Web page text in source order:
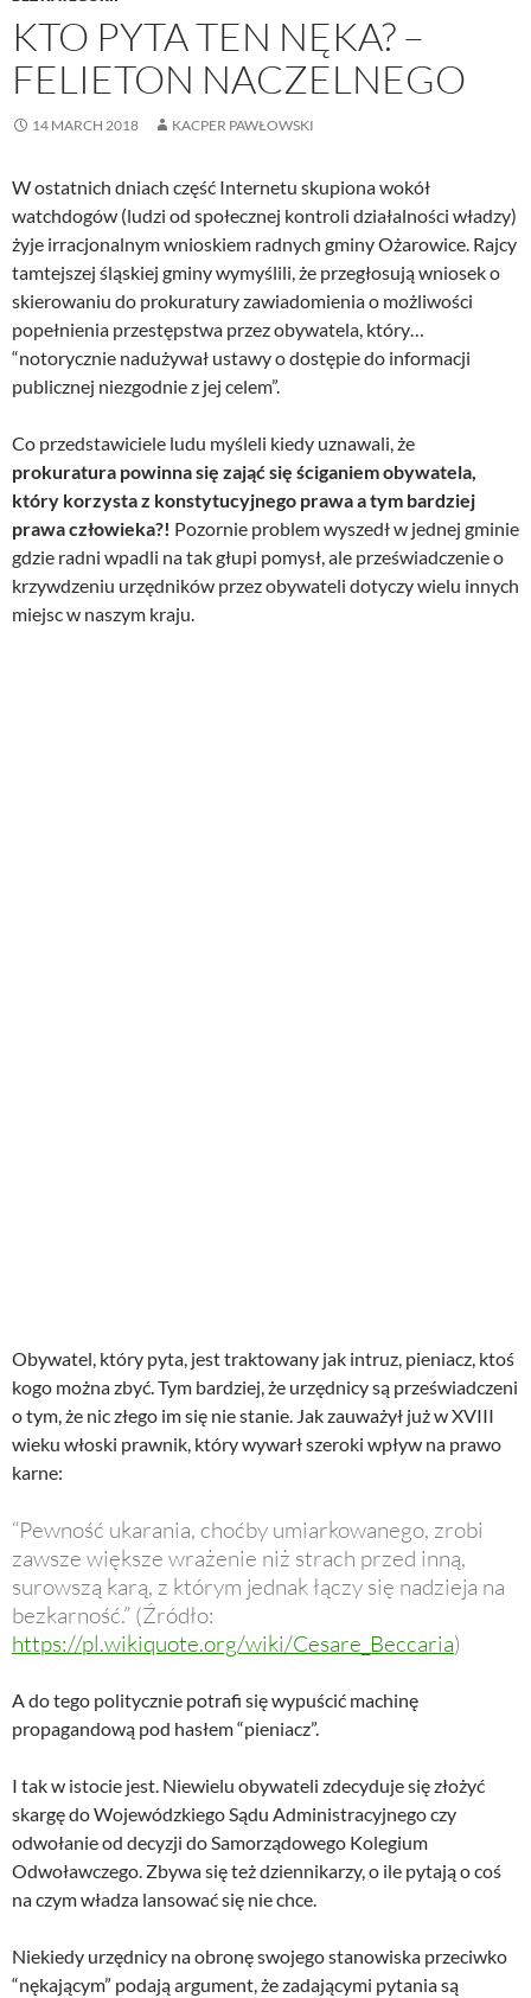
KTO PYTA TEN NĘKA? –
FELIETON NACZELNEGO
14 MARCH 2018 KACPER PAWŁOWSKI
W ostatnich dniach część Internetu skupiona wokół
watchdogów (ludzi od społecznej kontroli działalności władzy)
żyje irracjonalnym wnioskiem radnych gminy Ożarowice. Rajcy
tamtejszej śląskiej gminy wymyślili, że przegłosują wniosek o
skierowaniu do prokuratury zawiadomienia o możliwości
popełnienia przestępstwa przez obywatela, który…
“notorycznie nadużywał ustawy o dostępie do informacji
publicznej niezgodnie z jej celem”.
Co przedstawiciele ludu myśleli kiedy uznawali, że
prokuratura powinna się zająć się ściganiem obywatela,
który korzysta z konstytucyjnego prawa a tym bardziej
prawa człowieka?! Pozornie problem wyszedł w jednej gminie
gdzie radni wpadli na tak głupi pomysł, ale przeświadczenie o
krzywdzeniu urzędników przez obywateli dotyczy wielu innych
miejsc w naszym kraju.
Obywatel, który pyta, jest traktowany jak intruz, pieniacz, ktoś
kogo można zbyć. Tym bardziej, że urzędnicy są przeświadczeni
o tym, że nic złego im się nie stanie. Jak zauważył już w XVIII
wieku włoski prawnik, który wywarł szeroki wpływ na prawo
karne:
“Pewność ukarania, choćby umiarkowanego, zrobi
zawsze większe wrażenie niż strach przed inną,
surowszą karą, z którym jednak łączy się nadzieja na
bezkarność.” (Źródło:
https://pl.wikiquote.org/wiki/Cesare_Beccaria)
A do tego politycznie potrafi się wypuścić machinę
propagandową pod hasłem “pieniacz”.
I tak w istocie jest. Niewielu obywateli zdecyduje się złożyć
skargę do Wojewódzkiego Sądu Administracyjnego czy
odwołanie od decyzji do Samorządowego Kolegium
Odwoławczego. Zbywa się też dziennikarzy, o ile pytają o coś
na czym władza lansować się nie chce.
Niekiedy urzędnicy na obronę swojego stanowiska przeciwko
“nękającym” podają argument, że zadającymi pytania są